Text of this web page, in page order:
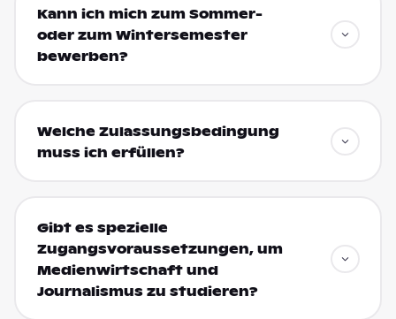
Kann ich mich zum Sommer-
oder zum Wintersemester
bewerben?
Welche Zulassungsbedingung
muss ich erfüllen?
Gibt es spezielle
Zugangsvoraussetzungen, um
Medienwirtschaft und
Journalismus zu studieren?